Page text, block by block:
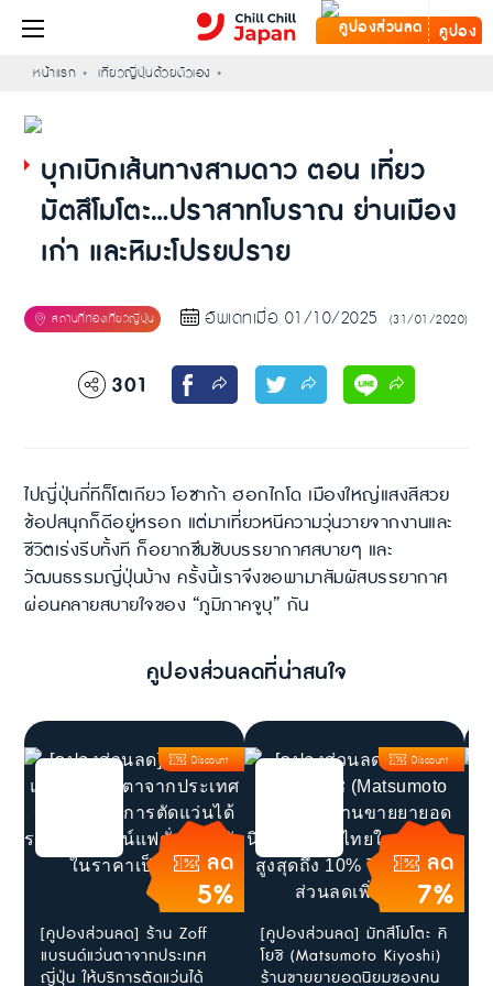
คูปอง
หน้าแรก เที่ยวญี่ปุ่นด้วยตัวเอง
บุกเบิกเส้นทางสามดาว ตอน เที่ยว
มัตสึโมโตะ…ปราสาทโบราณ ย่านเมือง
เก่า และหิมะโปรยปราย
อัพเดทเมื่อ 01/10/2025 (31/01/2020)
301
ไปญี่ปุ่นกี่ทีก็โตเกียว โอซาก้า ฮอกไกโด เมืองใหญ่แสงสีสวย
ช้อปสนุกก็ดีอยู่หรอก แต่มาเที่ยวหนีความวุ่นวายจากงานและ
ชีวิตเร่งรีบทั้งที ก็อยากซึมซับบรรยากาศสบายๆ และ
วัฒนธรรมญี่ปุ่นบ้าง ครั้งนี้เราจึงขอพามาสัมผัสบรรยากาศ
ผ่อนคลายสบายใจของ “ภูมิภาคจูบุ” กัน
คูปองส่วนลดที่น่าสนใจ
ลด
5%
Discount
[คูปองส่วนลด] ร้าน Zoff
แบรนด์แว่นตาจากประเทศ
ญี่ปุ่น ให้บริการตัดแว่นได้
ลด
7%
Discount
[คูปองส่วนลด] มัทสึโมโตะ คิ
โยชิ (Matsumoto Kiyoshi)
ร้านขายยายอดนิยมของคน